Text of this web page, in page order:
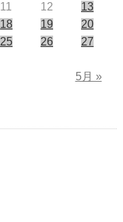
11 12
13
18 19
20
25 26
27
5月 »